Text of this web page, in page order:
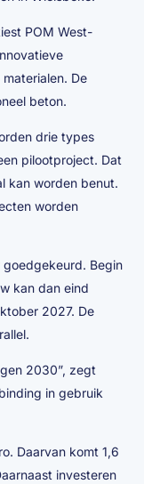
POM West-
De
beton.
drie types
pilootproject. Dat
kan worden benut.
worden
goedgekeurd. Begin
kan dan eind
2027. De
2030”, zegt
in gebruik
Daarvan komt 1,6
investeren